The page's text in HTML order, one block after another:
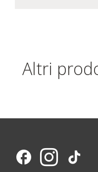
Altri